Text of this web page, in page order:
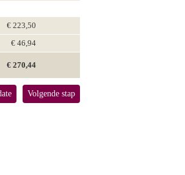
€ 223,50
€ 46,94
€ 270,44
Volgende stap